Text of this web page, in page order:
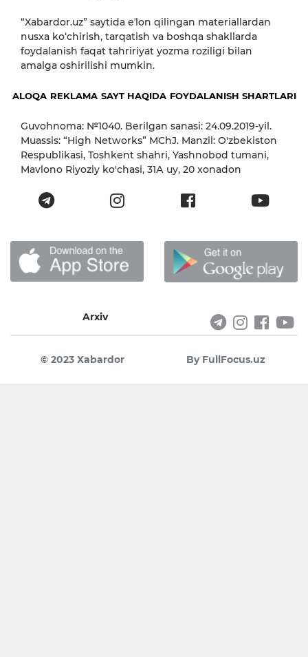
“Xabardor.uz” saytida eʼlon qilingan materiallardan
nusxa ko‘chirish, tarqatish va boshqa shakllarda
foydalanish faqat tahririyat yozma roziligi bilan
amalga oshirilishi mumkin.
ALOQA REKLAMA SAYT HAQIDA FOYDALANISH SHARTLARI
Guvohnoma: №1040. Berilgan sanasi: 24.09.2019-yil.
Muassis: “High Networks” MChJ. Manzil: O'zbekiston
Respublikasi, Toshkent shahri, Yashnobod tumani,
Mavlono Riyoziy ko'chasi, 31А uy, 20 xonadon
Arxiv
© 2023 Xabardor By FullFocus.uz